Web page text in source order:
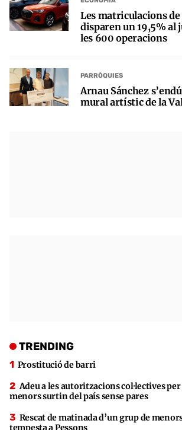
Les matriculacions de
disparen un 19,5% al
les 600 operacions
PARRÒQUIES
Arnau Sánchez
mural artístic de la
TRENDING
Prostitució de barri
Adeu a les autoritzacions col·lectives
menors surtin del país sense pares
Rescat de matinada d’un grup de
tempesta a Pessons